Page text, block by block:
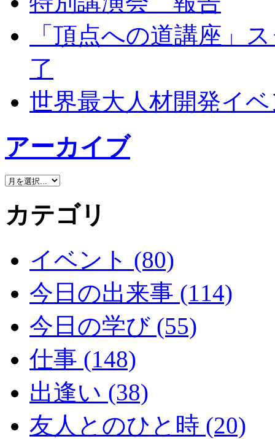
「頂点への道講座」
了
世界最大人材開発イ
アーカイブ
カテゴリ
イベント (80)
今日の出来事 (114)
今日の学び (55)
仕事 (148)
出逢い (38)
友人とのひと時 (20)